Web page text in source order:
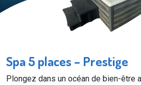
Spa 5 places – Prestige
Plongez dans un océan de bien-être